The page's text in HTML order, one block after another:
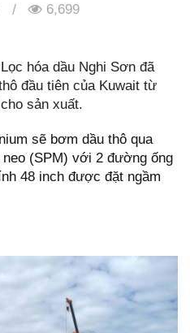
/
6,699
hóa dầu Nghi Sơn đã
đầu tiên của Kuwait từ
sản xuất.
sẽ bơm dầu thô qua
neo (SPM) với 2 đường ống
48 inch được đặt ngầm